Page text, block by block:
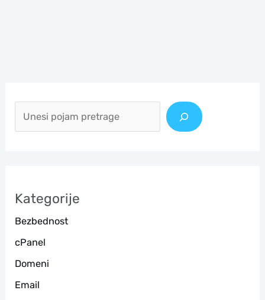
е
г
а
Kategorije
Bezbednost
cPanel
Domeni
Email